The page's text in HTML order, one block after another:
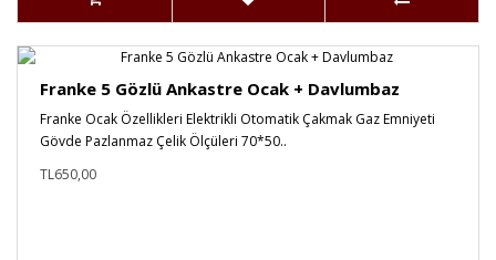
Franke 5 Gözlü Ankastre Ocak + Davlumbaz
Franke Ocak Özellikleri Elektrikli Otomatik Çakmak Gaz Emniyeti
Gövde Pazlanmaz Çelik Ölçüleri 70*50..
TL650,00